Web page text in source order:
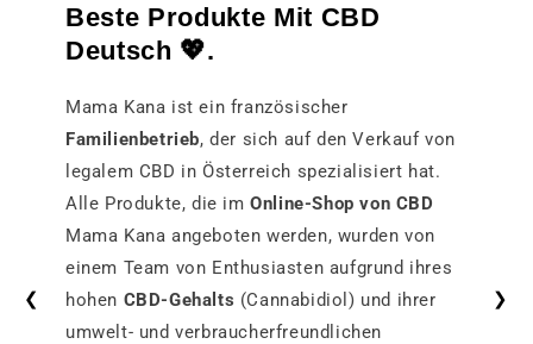
❮ ❯
Beste Produkte Mit CBD
Deutsch 💖.
Mama Kana ist ein französischer
Familienbetrieb, der sich auf den Verkauf von
legalem CBD in Österreich spezialisiert hat.
Alle Produkte, die imOnline-Shop von CBD
Mama Kana angeboten werden, wurden von
einem Team von Enthusiasten aufgrund ihres
hohen CBD-Gehalts (Cannabidiol) und ihrer
umwelt- und verbraucherfreundlichen